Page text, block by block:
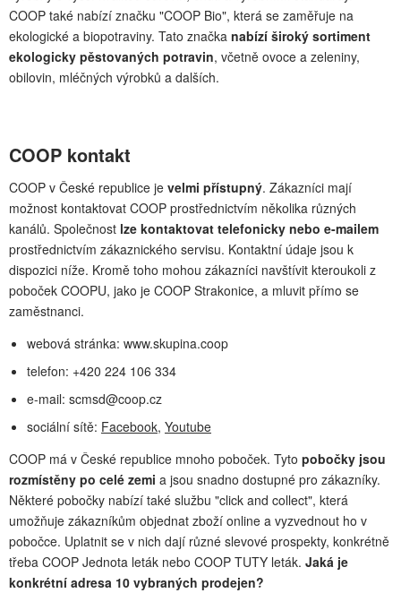
COOP také nabízí značku "COOP Bio", která se zaměřuje na
ekologické a biopotraviny. Tato značka nabízí široký sortiment
ekologicky pěstovaných potravin, včetně ovoce a zeleniny,
obilovin, mléčných výrobků a dalších.
COOP kontakt
COOP v České republice je velmi přístupný. Zákazníci mají
možnost kontaktovat COOP prostřednictvím několika různých
kanálů. Společnost lze kontaktovat telefonicky nebo e-mailem
prostřednictvím zákaznického servisu. Kontaktní údaje jsou k
dispozici níže. Kromě toho mohou zákazníci navštívit kteroukoli z
poboček COOPU, jako je COOP Strakonice, a mluvit přímo se
zaměstnanci.
webová stránka: www.skupina.coop
telefon: +420 224 106 334
e-mail: scmsd@coop.cz
sociální sítě: Facebook, Youtube
COOP má v České republice mnoho poboček. Tyto pobočky jsou
rozmístěny po celé zemi a jsou snadno dostupné pro zákazníky.
Některé pobočky nabízí také službu "click and collect", která
umožňuje zákazníkům objednat zboží online a vyzvednout ho v
pobočce. Uplatnit se v nich dají různé slevové prospekty, konkrétně
třeba COOP Jednota leták nebo COOP TUTY leták. Jaká je
konkrétní adresa 10 vybraných prodejen?